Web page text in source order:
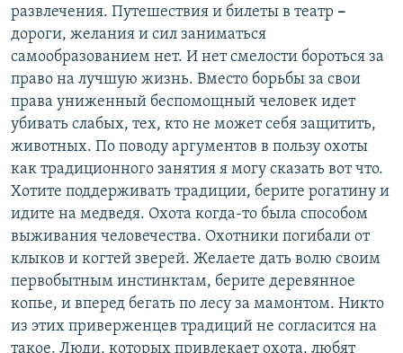
развлечения. Путешествия и билеты в театр –
дороги, желания и сил заниматься
самообразованием нет. И нет смелости бороться за
право на лучшую жизнь. Вместо борьбы за свои
права униженный беспомощный человек идет
убивать слабых, тех, кто не может себя защитить,
животных. По поводу аргументов в пользу охоты
как традиционного занятия я могу сказать вот что.
Хотите поддерживать традиции, берите рогатину и
идите на медведя. Охота когда-то была способом
выживания человечества. Охотники погибали от
клыков и когтей зверей. Желаете дать волю своим
первобытным инстинктам, берите деревянное
копье, и вперед бегать по лесу за мамонтом. Никто
из этих приверженцев традиций не согласится на
такое. Люди, которых привлекает охота, любят